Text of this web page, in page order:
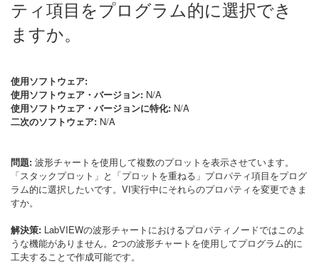
ティ項目をプログラム的に選択でき
ますか。
使用ソフトウェア:
使用ソフトウェア・バージョン: N/A
使用ソフトウェア・バージョンに特化: N/A
二次のソフトウェア: N/A
問題: 波形チャートを使用して複数のプロットを表示させています。
「スタックプロット」と「プロットを重ねる」プロパティ項目をプログ
ラム的に選択したいです。VI実行中にそれらのプロパティを変更できま
すか。
解決策: LabVIEWの波形チャートにおけるプロパティノードではこのよ
うな機能がありません。2つの波形チャートを使用してプログラム的に
工夫することで作成可能です。